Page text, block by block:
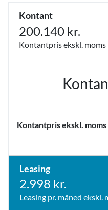
Kontant
200.140 kr.
Kontantpris ekskl. moms
Leasing
2.998 kr.
Leasing pr. måned ekskl.
Kontantpris ekskl. moms